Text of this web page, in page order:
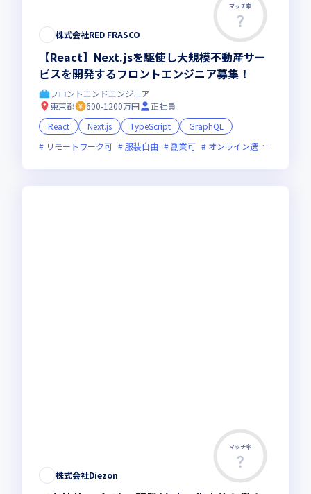
マッチ率
株式会社RED FRASCO
【React】Next.jsを駆使し大規模不動産サー
ビスを開発するフロントエンジニア募集！
フロントエンドエンジニア
東京都
600-1200万円
正社員
React
Next.js TypeScript
GraphQL
リモートワーク可
服装自由 副業可 オンライン選考可
マッチ率
株式会社Diezon